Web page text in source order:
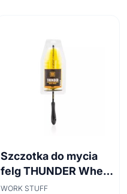
Szczotka do mycia
felg THUNDER Wheel
Brush 45cm
WORK STUFF